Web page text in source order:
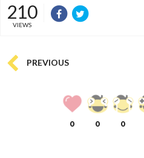
210
VIEWS
PREVIOUS
0 0 0